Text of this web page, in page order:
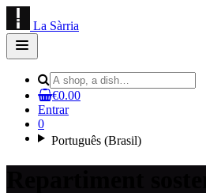
La Sàrria
Open
main
€0.00
Entrar
0
Português (Brasil)